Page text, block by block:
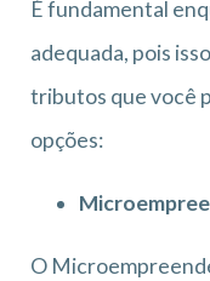
É fundamental
adequada, pois
tributos que você
opções:
O